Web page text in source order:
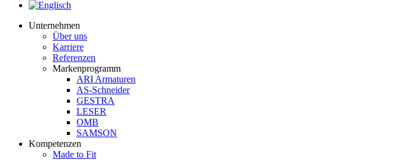
Unternehmen
Über uns
Karriere
Referenzen
Markenprogramm
ARI Armaturen
AS-Schneider
GESTRA
LESER
OMB
SAMSON
Kompetenzen
Made to Fit